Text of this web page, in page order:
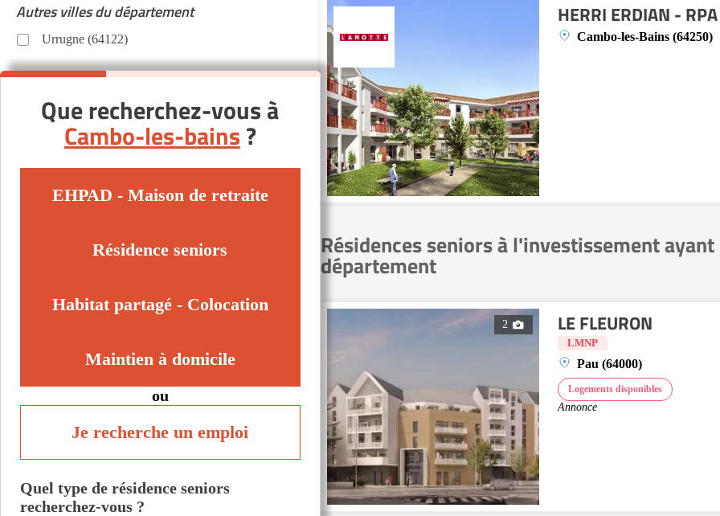
HERRI ERDIAN -
Cambo-les-Bains (64250)
Résidences seniors à l'investissement
département
2 LE FLEURON
LMNP
Pau (64000)
Logements disponibles
Annonce
Autres villes du département
Urrugne (64122)
Que recherchez-vous à
Cambo-les-bains?
EHPAD - Maison de retraite
Résidence seniors
Habitat partagé - Colocation
Maintien à domicile
ou
Je recherche un emploi
Quel type de résidence seniors
recherchez-vous ?